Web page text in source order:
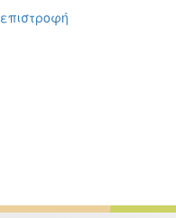
επιστροφή